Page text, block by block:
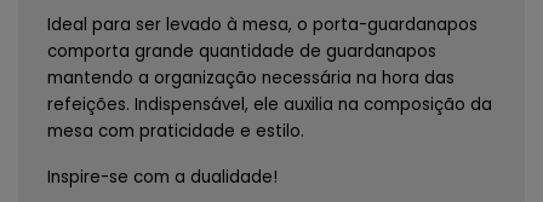
Ideal para ser levado à mesa, o porta-guardanapos
comporta grande quantidade de guardanapos
mantendo a organização necessária na hora das
refeições. Indispensável, ele auxilia na composição da
mesa com praticidade e estilo.
Inspire-se com a dualidade!